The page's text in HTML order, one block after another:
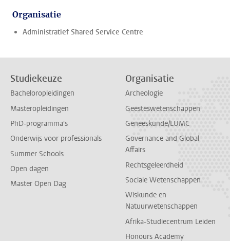
Organisatie
Administratief Shared Service Centre
Studiekeuze
Bacheloropleidingen
Masteropleidingen
PhD-programma's
Onderwijs voor professionals
Summer Schools
Open dagen
Master Open Dag
Organisatie
Archeologie
Geesteswetenschappen
Geneeskunde/LUMC
Governance and Global
Affairs
Rechtsgeleerdheid
Sociale Wetenschappen
Wiskunde en
Natuurwetenschappen
Afrika-Studiecentrum Leiden
Honours Academy